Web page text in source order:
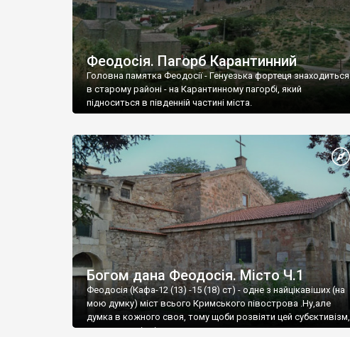
Феодосія. Пагорб Карантинний
Головна памятка Феодосії - Генуезька фортеця знаходиться
в старому районі - на Карантинному пагорбі, який
підноситься в південній частині міста.
Богом дана Феодосія. Місто Ч.1
Феодосія (Кафа-12 (13) -15 (18) ст) - одне з найцікавіших (на
мою думку) міст всього Кримського півострова .Ну,але
думка в кожного своя, тому щоби розвіяти цей субєктивізм,
запрошую відвідати це